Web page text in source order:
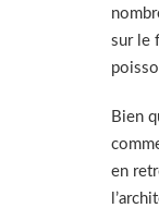
sur le
Bien
en